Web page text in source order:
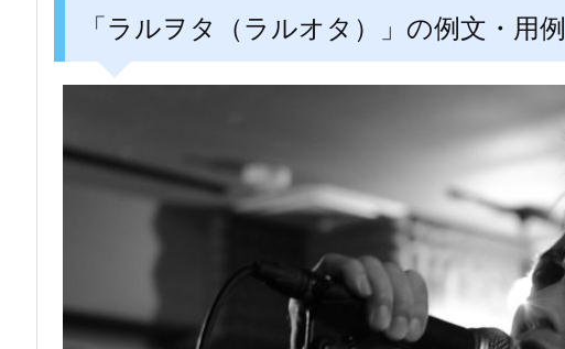
「ラルヲタ（ラルオタ）」の例文・用例